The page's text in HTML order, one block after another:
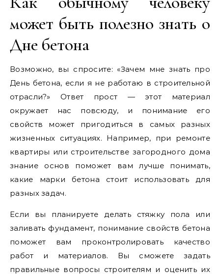
может быть полезно знать о
Дне бетона
Возможно, вы спросите: «Зачем мне знать про
День бетона, если я не работаю в строительной
отрасли?» Ответ прост — этот материал
окружает нас повсюду, и понимание его
свойств может пригодиться в самых разных
жизненных ситуациях. Например, при ремонте
квартиры или строительстве загородного дома
знание основ поможет вам лучше понимать,
какие марки бетона стоит использовать для
разных задач.
Если вы планируете делать стяжку пола или
заливать фундамент, понимание свойств бетона
поможет вам проконтролировать качество
работ и материалов. Вы сможете задать
правильные вопросы строителям и оценить их